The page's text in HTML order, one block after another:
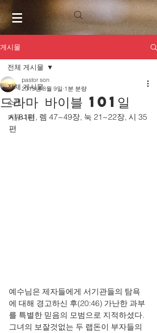
게시물
전체 게시물
소개
커뮤니티
전체 게시물
드라마 바이블 101일
pastor son
2019년 8월 9일 1분 분량
시 81편, 렘 47~49장, 눅 21~22장, 시 35
편
예수님은 제자들에게 서기관들의 탐욕
에 대해 경고하신 후(20:46) 가난한 과부
를 특별한 믿음의 모범으로 지적하셨다.
그녀의 보잘것없는 두 랩돈이 부자들의